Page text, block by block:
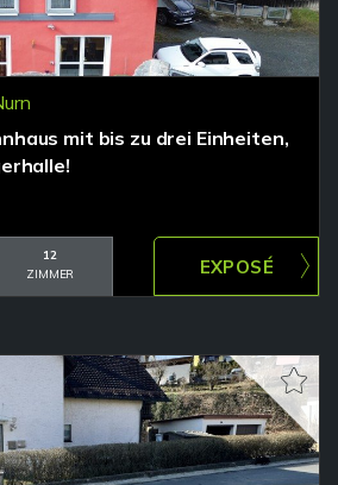
mit bis zu drei Einheiten,
12
ZIMMER